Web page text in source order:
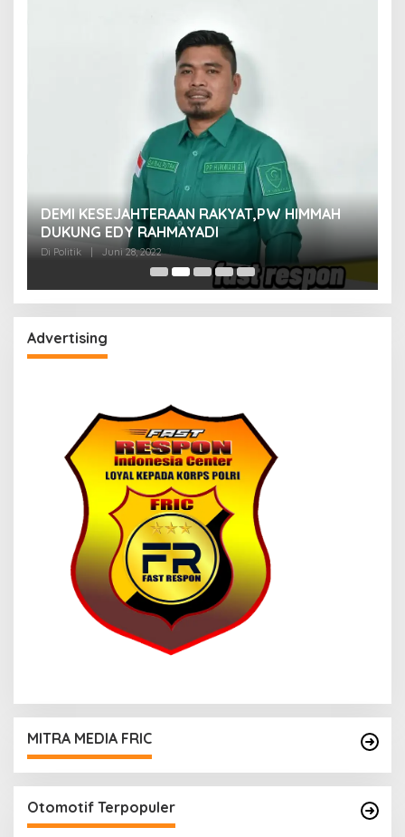
DEMI KESEJAHTERAAN RAKYAT,PW HIMMAH
DUKUNG EDY RAHMAYADI
Di Politik Juni 28, 2022
Advertising
MITRA MEDIA FRIC
Otomotif Terpopuler